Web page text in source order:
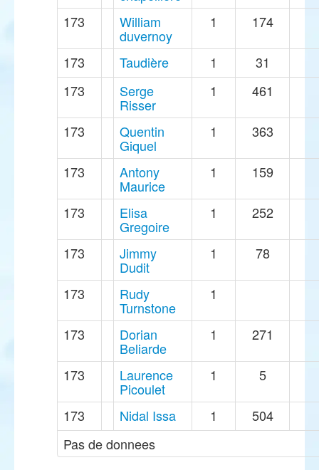
173
William
duvernoy
1 174
173 Taudière 1
31
173
Serge
Risser
1 461
173 Quentin
Giquel
1 363
173 Antony
Maurice
1 159
173 Elisa
Gregoire
1 252
173 Jimmy
Dudit
1 78
173 Rudy
Turnstone
1
173 Dorian
Beliarde
1 271
173 Laurence
Picoulet
1 5
173 Nidal Issa 1
504
Pas de donnees